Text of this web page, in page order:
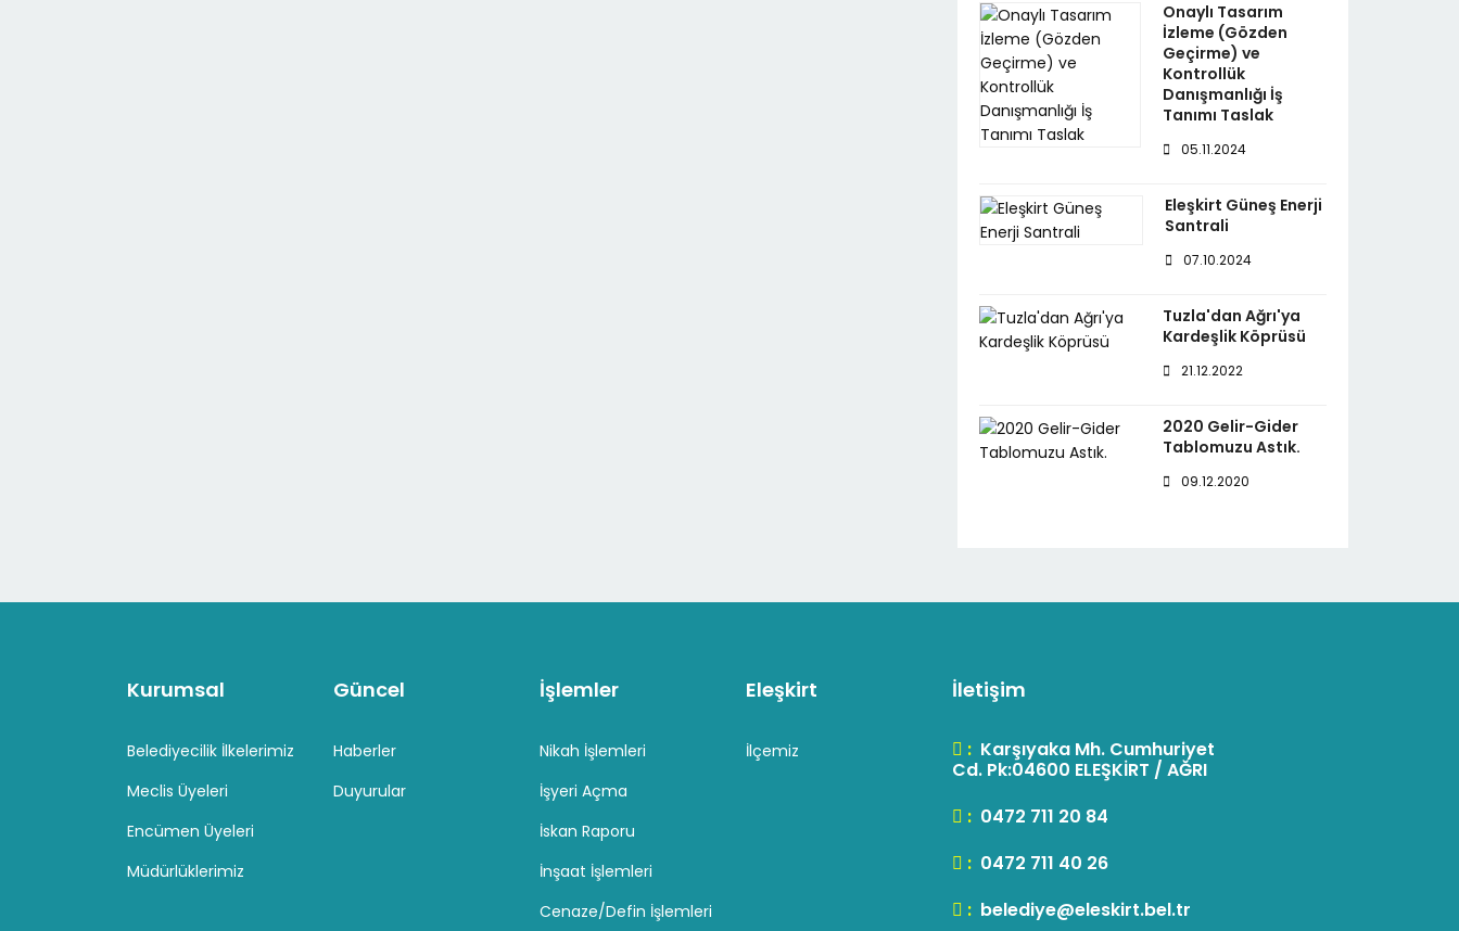
Onaylı Tasarım
İzleme (Gözden
Geçirme) ve
Kontrollük
Danışmanlığı İş
Tanımı Taslak
05.11.2024
Eleşkirt Güneş Enerji
Santrali
07.10.2024
Tuzla'dan Ağrı'ya
Kardeşlik Köprüsü
21.12.2022
2020 Gelir-Gider
Tablomuzu Astık.
09.12.2020
Kurumsal
Belediyecilik İlkelerimiz
Meclis Üyeleri
Encümen Üyeleri
Müdürlüklerimiz
Güncel
Haberler
Duyurular
İşlemler
Nikah İşlemleri
İşyeri Açma
İskan Raporu
İnşaat İşlemleri
Cenaze/Defin İşlemleri
Eleşkirt
İlçemiz
İletişim
: Karşıyaka Mh. Cumhuriyet
Cd. Pk:04600 ELEŞKİRT / AĞRI
: 0472 711 20 84
: 0472 711 40 26
: belediye@eleskirt.bel.tr